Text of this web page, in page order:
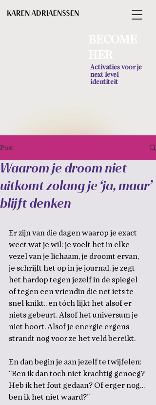
Activaties voor je
next level
identiteit
Post
Waarom je droom niet
uitkomt zolang je ‘ja, maar’
blijft denken
Er zijn van die dagen waarop je exact
weet wat je wil: je voelt het in elke
vezel van je lichaam, je droomt ervan,
je schrijft het op in je journal, je zegt
het hardop tegen jezelf in de spiegel
of tegen een vriendin die net iets te
snel knikt.. en tóch lijkt het alsof er
niets gebeurt. Alsof het universum je
niet hoort. Alsof je energie ergens
strandt nog voor ze het veld bereikt.
En dan begin je aan jezelf te twijfelen:
“Ben ik dan toch niet krachtig genoeg?
Heb ik het fout gedaan? Of erger nog…
ben ik het niet waard?”